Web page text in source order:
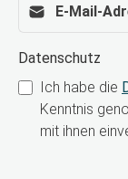
Datenschutz
Ich habe die
Kenntnis
mit ihnen